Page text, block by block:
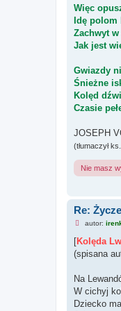
Więc
Idę polom
Zachwyt
Jak jest
Gwiazdy
Śnieżne
Kolęd
Czasie
JOSEPH
(tłumaczył
Nie masz
Re:
N
e
r
c
z
t
autor:
[Kolęda
(spisana
Na
W cichyj
Dziecko